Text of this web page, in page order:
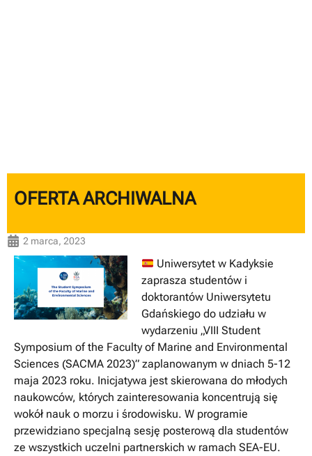
OFERTA ARCHIWALNA
2 marca, 2023
Uniwersytet w Kadyksie
zaprasza studentów i
doktorantów Uniwersytetu
Gdańskiego do udziału w
wydarzeniu „VIII Student
Symposium of the Faculty of Marine and Environmental
Sciences (SACMA 2023)” zaplanowanym w dniach 5-12
maja 2023 roku. Inicjatywa jest skierowana do młodych
naukowców, których zainteresowania koncentrują się
wokół nauk o morzu i środowisku. W programie
przewidziano specjalną sesję posterową dla studentów
ze wszystkich uczelni partnerskich w ramach SEA-EU.